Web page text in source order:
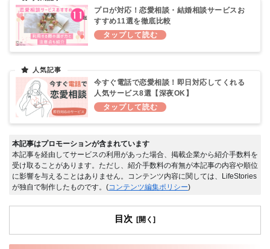
プロが対応！恋愛相談・結婚相談サービスお
すすめ11選を徹底比較
今すぐ電話で恋愛相談！即日対応してくれる
人気サービス8選【深夜OK】
本記事はプロモーションが含まれています
本記事を経由してサービスの利用があった場合、掲載企業から紹介手数料を
受け取ることがあります。ただし、紹介手数料の有無が本記事の内容や順位
に影響を与えることはありません。コンテンツ内容に関しては、LifeStories
が独自で制作したものです。(コンテンツ編集ポリシー)
目次